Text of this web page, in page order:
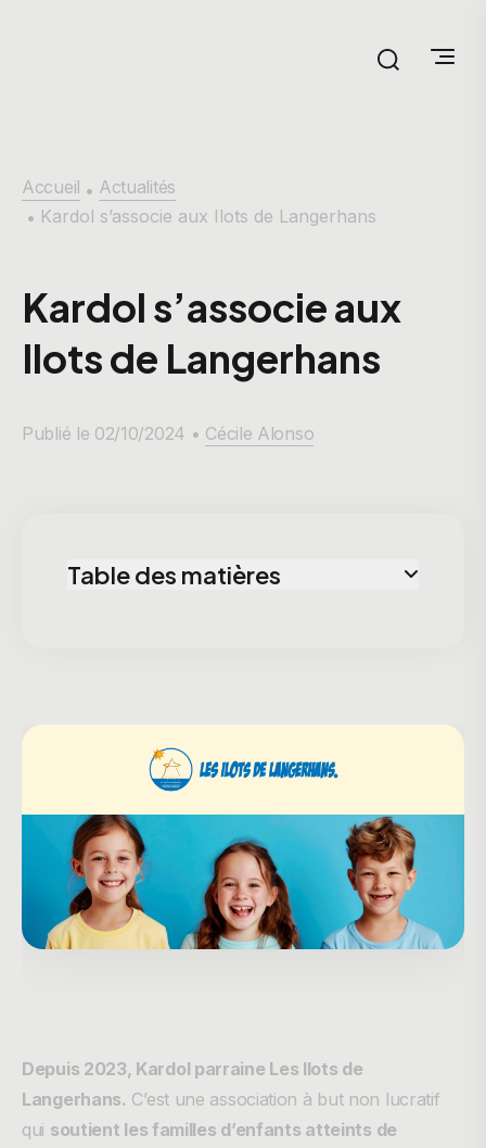
Accueil • Actualités
• Kardol s’associe aux Ilots de Langerhans
Kardol s’associe aux
Ilots de Langerhans
Publié le 02/10/2024 • Cécile Alonso
Table des matières
Depuis 2023, Kardol parraine Les Ilots de
Langerhans. C’est une association à but non lucratif
qui soutient les familles d’enfants atteints de